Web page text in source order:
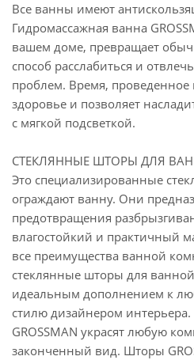
Все ванны имеют
Гидромассажная ванна
вашем доме, превращает
способ расслабиться и
проблем. Время,
здоровье и позволяет
с мягкой подсветкой.
СТЕКЛЯННЫЕ ШТОРЫ ДЛЯ ВАНН
Это специализированные
ограждают ванну. Они
предотвращения
влагостойкий и практичный
все преимущества ванной
стеклянные шторы для ванной
идеальным дополнением к
стилю дизайнером
GROSSMAN украсят любую
законченный вид. Шторы